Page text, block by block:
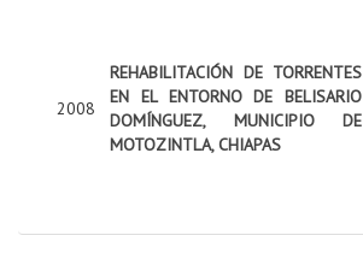
2008
REHABILITACIÓN DE TORRENTES
EN EL ENTORNO DE BELISARIO
DOMÍNGUEZ, MUNICIPIO DE
MOTOZINTLA, CHIAPAS